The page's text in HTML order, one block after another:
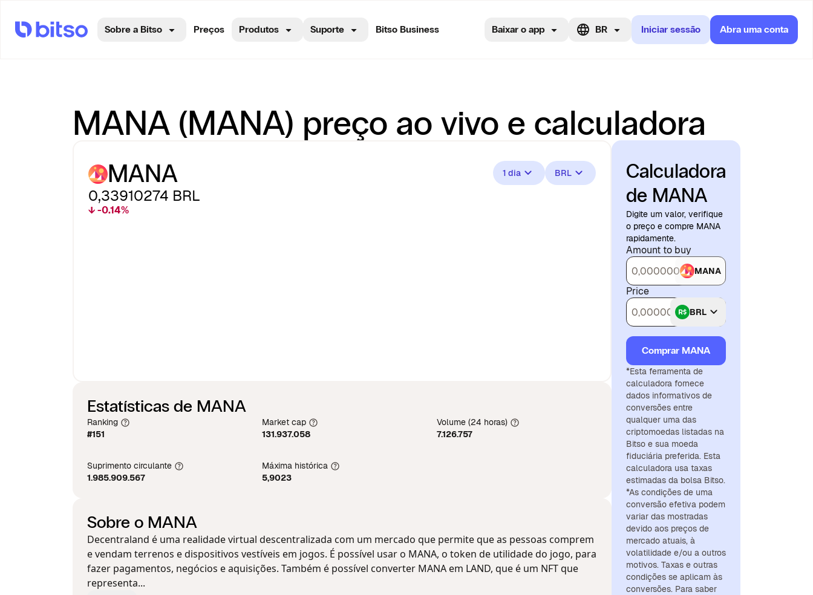
Sobre a Bitso Preços Produtos Suporte Bitso Business Baixar o app BR Iniciar sessão Abra uma conta
MANA (MANA) preço ao vivo e calculadora
MANA
0,33910274 BRL
↓ -0.14%
1 dia BRL
Estatísticas de MANA
Ranking
#151
Market cap
131.937.058
Volume (24 horas)
7.126.757
Suprimento circulante
1.985.909.567
Máxima histórica
5,9023
Sobre o MANA
Decentraland é uma realidade virtual descentralizada com um mercado que permite que as pessoas comprem
e vendam terrenos e dispositivos vestíveis em jogos. É possível usar o MANA, o token de utilidade do jogo, para
fazer pagamentos, negócios e aquisições. Também é possível converter MANA em LAND, que é um NFT que
representa...
Calculadora
de MANA
Digite um valor, verifique
o preço e compre MANA
rapidamente.
Amount to buy
MANA
Price
BRL
Comprar MANA
*Esta ferramenta de
calculadora fornece
dados informativos de
conversões entre
qualquer uma das
criptomoedas listadas na
Bitso e sua moeda
fiduciária preferida. Esta
calculadora usa taxas
estimadas da bolsa Bitso.
*As condições de uma
conversão efetiva podem
variar das mostradas
devido aos preços de
mercado atuais, à
volatilidade e/ou a outros
motivos. Taxas e outras
condições se aplicam às
conversões. Para saber